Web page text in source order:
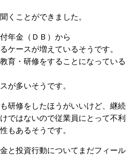
くことができました。
年金（ＤＢ）から
ケースが増えているそうです。
育・研修をすることになっている
が多いそうです。
研修をしたほうがいいけど、継続
ではないので従業員にとって不利
もあるそうです。
と投資行動についてまだフィール